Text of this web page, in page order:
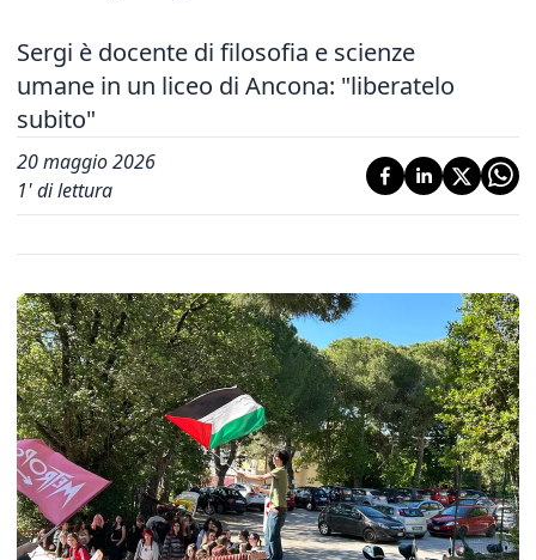
Sergi è docente di filosofia e scienze
umane in un liceo di Ancona: "liberatelo
subito"
20 maggio 2026
1' di lettura